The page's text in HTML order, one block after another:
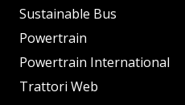
Sustainable Bus
Powertrain
Powertrain International
Trattori Web